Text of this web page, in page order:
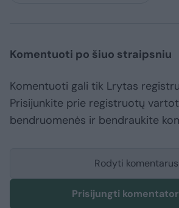
Komentuoti po šiuo straipsniu
Komentuoti gali tik Lrytas
Prisijunkite prie registruotų
bendruomenės ir bendraukite
Rodyti komentarus
Prisijungti